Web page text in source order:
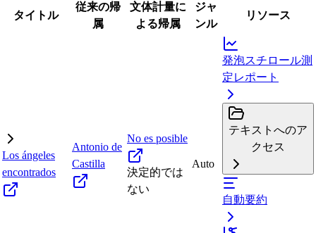
タイトル
従来の帰
属
文体計量に
よる帰属
ジャ
ンル
リソース
Los ángeles
encontrados
Antonio de
Castilla
No es posible
決定的では
ない
Auto
発泡スチロール測
定レポート
テキストへのア
クセス
自動要約